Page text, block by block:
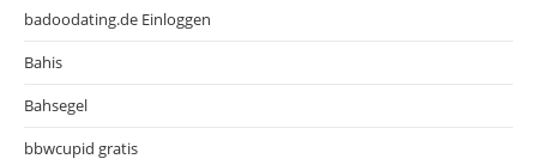
badoodating.de Einloggen
Bahis
Bahsegel
bbwcupid gratis